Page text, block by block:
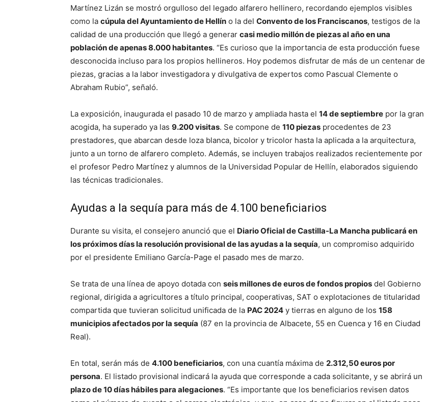
Martínez Lizán se mostró orgulloso del legado alfarero hellinero, recordando ejemplos visibles
como la cúpula del Ayuntamiento de Hellín o la del Convento de los Franciscanos, testigos de la
calidad de una producción que llegó a generar casi medio millón de piezas al año en una
población de apenas 8.000 habitantes. “Es curioso que la importancia de esta producción fuese
desconocida incluso para los propios hellineros. Hoy podemos disfrutar de más de un centenar de
piezas, gracias a la labor investigadora y divulgativa de expertos como Pascual Clemente o
Abraham Rubio”, señaló.
La exposición, inaugurada el pasado 10 de marzo y ampliada hasta el 14 de septiembre por la gran
acogida, ha superado ya las 9.200 visitas. Se compone de 110 piezas procedentes de 23
prestadores, que abarcan desde loza blanca, bicolor y tricolor hasta la aplicada a la arquitectura,
junto a un torno de alfarero completo. Además, se incluyen trabajos realizados recientemente por
el profesor Pedro Martínez y alumnos de la Universidad Popular de Hellín, elaborados siguiendo
las técnicas tradicionales.
Ayudas a la sequía para más de 4.100 beneficiarios
Durante su visita, el consejero anunció que el Diario Oficial de Castilla-La Mancha publicará en
los próximos días la resolución provisional de las ayudas a la sequía, un compromiso adquirido
por el presidente Emiliano García-Page el pasado mes de marzo.
Se trata de una línea de apoyo dotada con seis millones de euros de fondos propios del Gobierno
regional, dirigida a agricultores a título principal, cooperativas, SAT o explotaciones de titularidad
compartida que tuvieran solicitud unificada de la PAC 2024 y tierras en alguno de los 158
municipios afectados por la sequía (87 en la provincia de Albacete, 55 en Cuenca y 16 en Ciudad
Real).
En total, serán más de 4.100 beneficiarios, con una cuantía máxima de 2.312,50 euros por
persona. El listado provisional indicará la ayuda que corresponde a cada solicitante, y se abrirá un
plazo de 10 días hábiles para alegaciones. “Es importante que los beneficiarios revisen datos